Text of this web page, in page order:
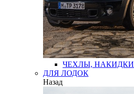
ЧЕХЛЫ, НАКИДКИ
ДЛЯ ЛОДОК
Назад